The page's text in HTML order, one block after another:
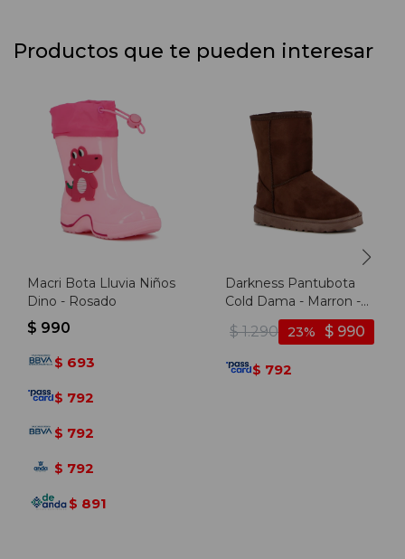
Productos que te pueden interesar
Macri Bota Lluvia Niños
Dino - Rosado
$ 990
$ 693
$ 792
$ 792
$ 792
$ 891
Darkness Pantubota
Cold Dama - Marron -
$ 1.290 $ 990
23
$ 792